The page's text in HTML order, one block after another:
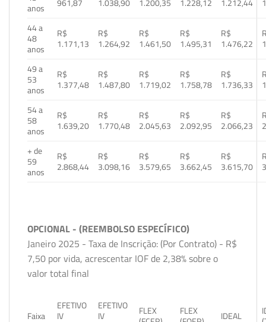
anos
961,87
1.038,90
1.200,35
1.228,12
1.212,44
44 a
48
anos
R$
1.171,13
R$
1.264,92
R$
1.461,50
R$
1.495,31
R$
1.476,22
49 a
53
anos
R$
1.377,48
R$
1.487,80
R$
1.719,02
R$
1.758,78
R$
1.736,33
54 a
58
anos
R$
1.639,20
R$
1.770,48
R$
2.045,63
R$
2.092,95
R$
2.066,23
+ de
59
anos
R$
2.868,44
R$
3.098,16
R$
3.579,65
R$
3.662,45
R$
3.615,70
OPCIONAL - (REEMBOLSO ESPECÍFICO)
Janeiro 2025 - Taxa de Inscrição: (Por Contrato) - R$
7,50 por vida, acrescentar IOF de 2,38% sobre o
valor total final
Faixa
EFETIVO
IV
EFETIVO
IV
FLEX
FLEX
IDEAL